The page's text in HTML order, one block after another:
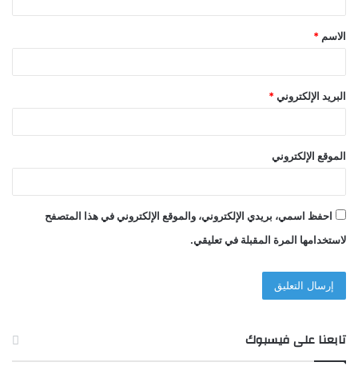
ق
*
الاسم *
البريد الإلكتروني *
الموقع الإلكتروني
احفظ اسمي، بريدي الإلكتروني، والموقع الإلكتروني في هذا المتصفح
لاستخدامها المرة المقبلة في تعليقي.
تابعنا على فيسبوك